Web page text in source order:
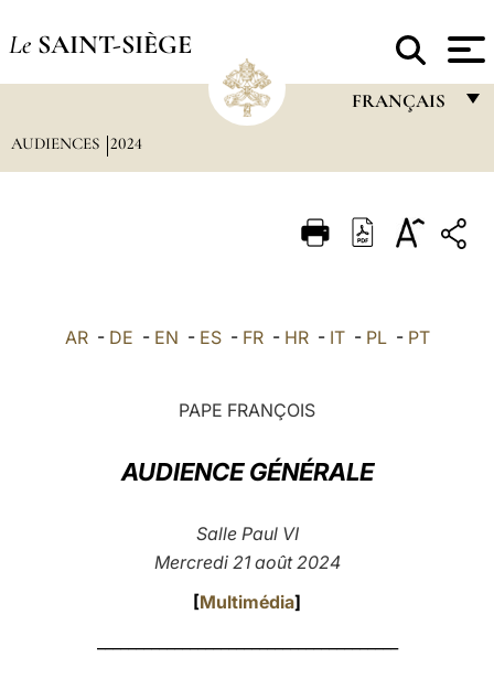
Le SAINT-SIÈGE
FRANÇAIS
ITALIANO
中文
AUDIENCES 2024
AR- DE - EN - ES- FR- HR- IT- PL- PT
PAPE FRANÇOIS
AUDIENCE GÉNÉRALE
Salle Paul VI
Mercredi 21 août 2024
[Multimédia]